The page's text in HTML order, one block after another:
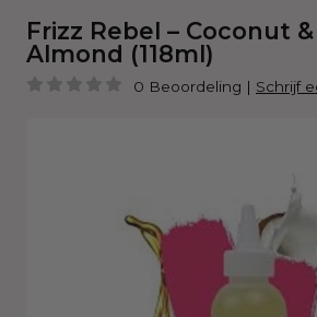
Frizz Rebel – Coconut
Almond (118ml)
0 Beoordeling | Schrijf